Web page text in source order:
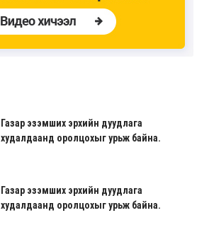
Газар эзэмших эрхийн дуудлага
худалдаанд оролцохыг урьж байна.
Газар эзэмших эрхийн дуудлага
худалдаанд оролцохыг урьж байна.